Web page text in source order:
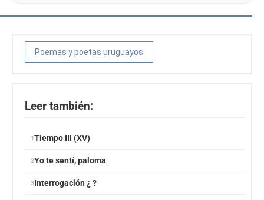
Poemas y poetas uruguayos
Leer también:
Tiempo III (XV)
Yo te sentí, paloma
Interrogación ¿ ?